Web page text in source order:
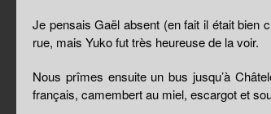
Je pensais Gaël absent (en fait il était bien
rue, mais Yuko fut très heureuse de la voir.
Nous prîmes ensuite un bus jusqu’à
français, camembert au miel, escargot et